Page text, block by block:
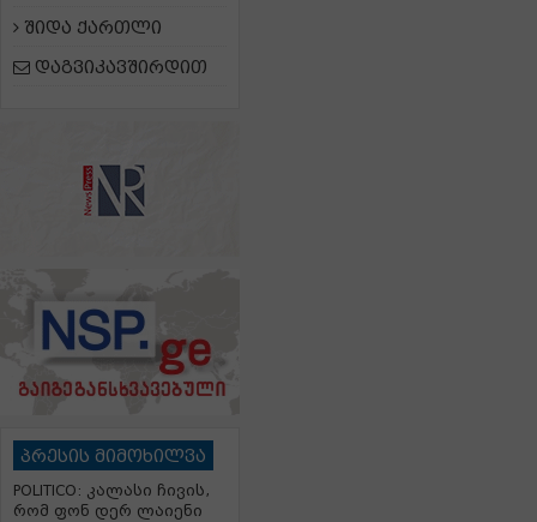
შიდა ქართლი
დაგვიკავშირდით
პრესის მიმოხილვა
POLITICO: კალასი ჩივის,
რომ ფონ დერ ლაიენი